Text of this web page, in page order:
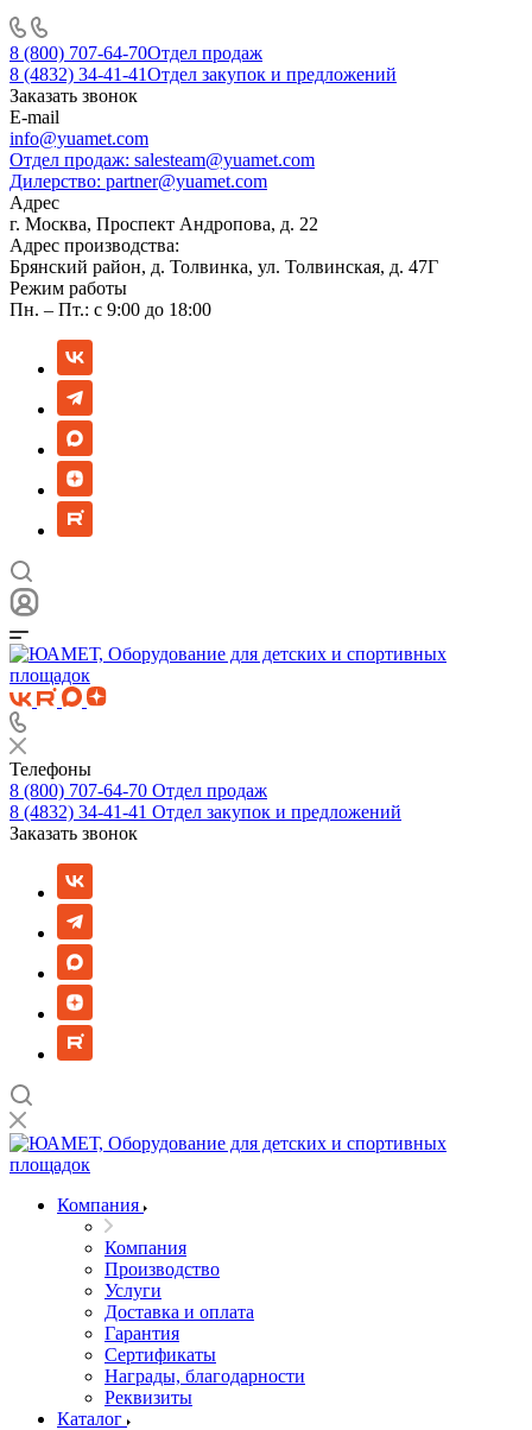
8 (800) 707-64-70Отдел продаж
8 (4832) 34-41-41Отдел закупок и предложений
Заказать звонок
E-mail
info@yuamet.com
Отдел продаж: salesteam@yuamet.com
Дилерство: partner@yuamet.com
Адрес
г. Москва, Проспект Андропова, д. 22
Адрес производства:
Брянский район, д. Толвинка, ул. Толвинская, д. 47Г
Режим работы
Пн. – Пт.: с 9:00 до 18:00
Телефоны
8 (800) 707-64-70 Отдел продаж
8 (4832) 34-41-41 Отдел закупок и предложений
Заказать звонок
Компания
Компания
Производство
Услуги
Доставка и оплата
Гарантия
Сертификаты
Награды, благодарности
Реквизиты
Каталог